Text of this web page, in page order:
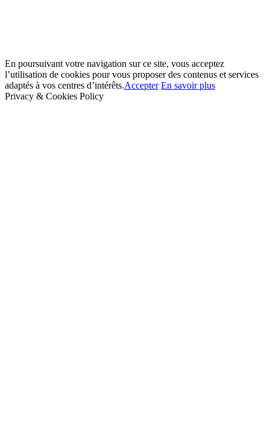
En poursuivant votre navigation sur ce site, vous acceptez
l’utilisation de cookies pour vous proposer des contenus et services
adaptés à vos centres d’intérêts.Accepter En savoir plus
Privacy & Cookies Policy